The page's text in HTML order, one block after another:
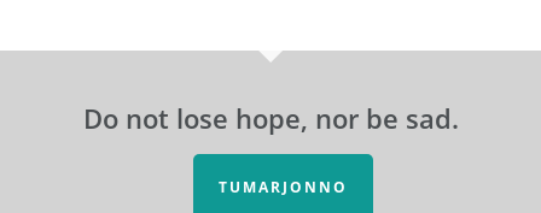
Do not lose hope, nor be sad.
TUMARJONNO